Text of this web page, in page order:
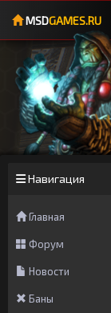
MSDGAMES.RU
Навигация
Главная
Форум
Новости
Баны